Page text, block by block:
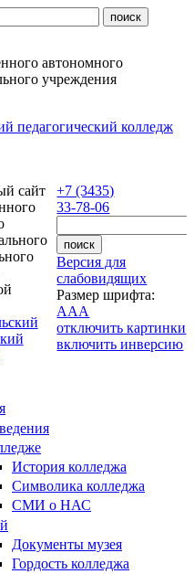
автономного
учреждения
педагогический колледж
+7 (3435)
33-78-06
Версия для
слабовидящих
Размер шрифта:
AAA
отключить картинки
включить инверсию
сайт
История колледжа
Символика колледжа
СМИ о НАС
Документы музея
Гордость колледжа